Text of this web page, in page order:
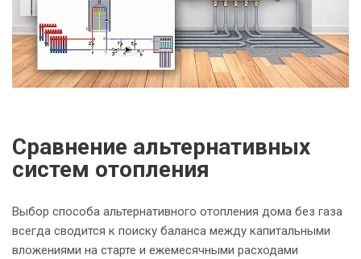
Сравнение альтернативных
систем отопления
Выбор способа альтернативного отопления дома без газа
всегда сводится к поиску баланса между капитальными
вложениями на старте и ежемесячными расходами